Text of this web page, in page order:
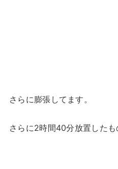
さらに膨張してます。
さらに2時間40分放置した